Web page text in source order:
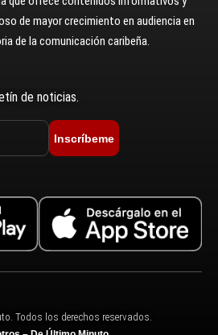
de mayor crecimiento en audiencia en
de la comunicación caribeña.
de noticias.
Inscríbeme
Todos los derechos reservados.